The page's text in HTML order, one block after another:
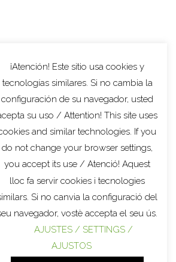
Y CONDICIONES
DE COOKIES
DE PRIVACIDAD
DE PRIVACIDAD
CALIFORNIA
¡Atención! Este sitio usa cookies y
tecnologías similares. Si no cambia la
configuración de su navegador, usted
su uso / Attention! This site uses
and similar technologies. If you
do not change your browser settings,
you accept its use / Atenció! Aquest
lloc fa servir cookies i tecnologies
Si no canvia la configuració del
navegador, vostè accepta el seu ús.
AJUSTES / SETTINGS /
AJUSTOS